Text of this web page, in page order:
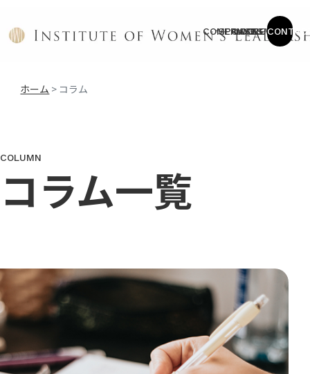
COMPANY
SERVICE
CASES
COLUMN
NEWS
ホーム > コラム
COLUMN
コラム一覧